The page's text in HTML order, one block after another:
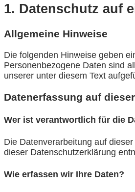
1. Datenschutz auf
Allgemeine Hinweise
Die folgenden Hinweise geben
Personenbezogene Daten sind
unserer unter diesem Text
Datenerfassung auf
Wer ist verantwortlich für die
Die Datenverarbeitung auf
dieser Datenschutzerklärung
Wie erfassen wir Ihre Daten?